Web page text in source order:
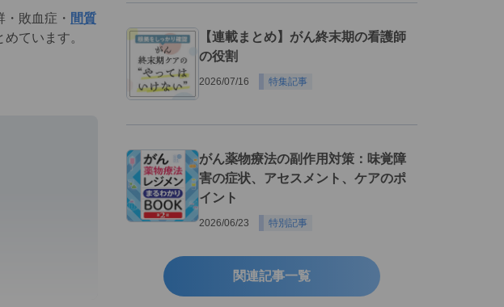
敗血症・ 間質
ています。
【連載まとめ】がん終末期の看護師
の役割
2026/07/16 特集記事
がん薬物療法の副作用対策：味覚障
害の症状、アセスメント、ケアのポ
イント
2026/06/23 特別記事
関連記事一覧